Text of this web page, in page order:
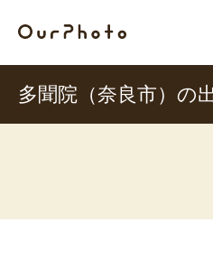
多聞院（奈良市）の